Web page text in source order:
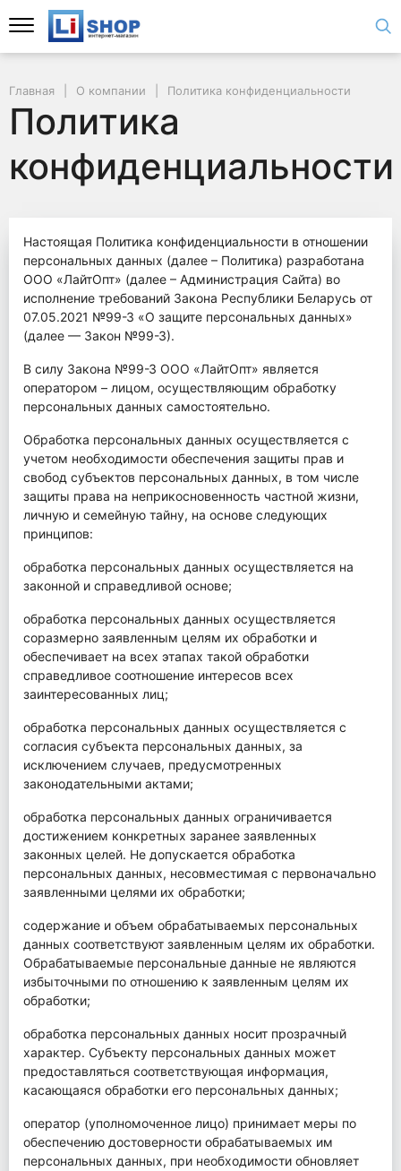
Главная О компании Политика конфиденциальности
Политика
конфиденциальности
Настоящая Политика конфиденциальности в отношении
персональных данных (далее – Политика) разработана
ООО «ЛайтОпт» (далее – Администрация Сайта) во
исполнение требований Закона Республики Беларусь от
07.05.2021 №99-З «О защите персональных данных»
(далее — Закон №99-З).
В силу Закона №99-З ООО «ЛайтОпт» является
оператором – лицом, осуществляющим обработку
персональных данных самостоятельно.
Обработка персональных данных осуществляется с
учетом необходимости обеспечения защиты прав и
свобод субъектов персональных данных, в том числе
защиты права на неприкосновенность частной жизни,
личную и семейную тайну, на основе следующих
принципов:
обработка персональных данных осуществляется на
законной и справедливой основе;
обработка персональных данных осуществляется
соразмерно заявленным целям их обработки и
обеспечивает на всех этапах такой обработки
справедливое соотношение интересов всех
заинтересованных лиц;
обработка персональных данных осуществляется с
согласия субъекта персональных данных, за
исключением случаев, предусмотренных
законодательными актами;
обработка персональных данных ограничивается
достижением конкретных заранее заявленных
законных целей. Не допускается обработка
персональных данных, несовместимая с первоначально
заявленными целями их обработки;
содержание и объем обрабатываемых персональных
данных соответствуют заявленным целям их обработки.
Обрабатываемые персональные данные не являются
избыточными по отношению к заявленным целям их
обработки;
обработка персональных данных носит прозрачный
характер. Субъекту персональных данных может
предоставляться соответствующая информация,
касающаяся обработки его персональных данных;
оператор (уполномоченное лицо) принимает меры по
обеспечению достоверности обрабатываемых им
персональных данных, при необходимости обновляет